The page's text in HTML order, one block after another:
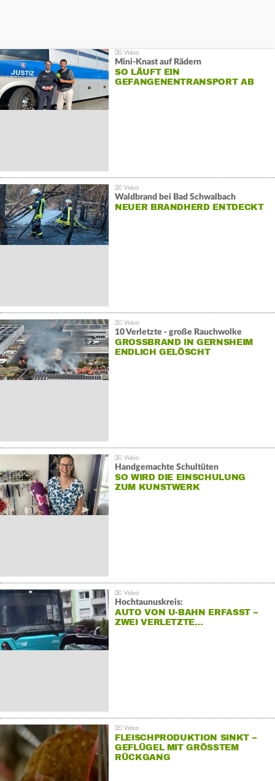
Mini-Knast auf Rädern
SO LÄUFT EIN
GEFANGENENTRANSPORT AB
Waldbrand bei Bad Schwalbach
NEUER BRANDHERD ENTDECKT
10 Verletzte - große Rauchwolke
GROSSBRAND IN GERNSHEIM E
NDLICH GELÖSCHT
Handgemachte Schultüten
SO WIRD DIE EINSCHULUNG
ZUM KUNSTWERK
Hochtaunuskreis:
AUTO VON U-BAHN ERFASST –
ZWEI VERLETZTE…
FLEISCHPRODUKTION SINKT –
GEFLÜGEL MIT GRÖSSTEM R
ÜCKGANG